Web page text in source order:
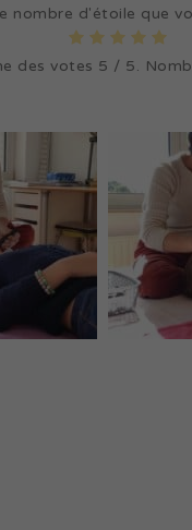
nombre d'étoile que
des votes 5 / 5.